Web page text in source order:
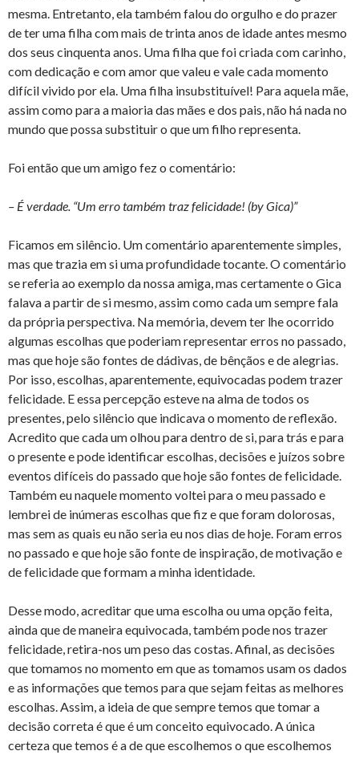
mesma. Entretanto, ela também falou do orgulho e do prazer
de ter uma filha com mais de trinta anos de idade antes mesmo
dos seus cinquenta anos. Uma filha que foi criada com carinho,
com dedicação e com amor que valeu e vale cada momento
difícil vivido por ela. Uma filha insubstituível! Para aquela mãe,
assim como para a maioria das mães e dos pais, não há nada no
mundo que possa substituir o que um filho representa.
Foi então que um amigo fez o comentário:
– É verdade. “Um erro também traz felicidade! (by Gica)”
Ficamos em silêncio. Um comentário aparentemente simples,
mas que trazia em si uma profundidade tocante. O comentário
se referia ao exemplo da nossa amiga, mas certamente o Gica
falava a partir de si mesmo, assim como cada um sempre fala
da própria perspectiva. Na memória, devem ter lhe ocorrido
algumas escolhas que poderiam representar erros no passado,
mas que hoje são fontes de dádivas, de bênçãos e de alegrias.
Por isso, escolhas, aparentemente, equivocadas podem trazer
felicidade. E essa percepção esteve na alma de todos os
presentes, pelo silêncio que indicava o momento de reflexão.
Acredito que cada um olhou para dentro de si, para trás e para
o presente e pode identificar escolhas, decisões e juízos sobre
eventos difíceis do passado que hoje são fontes de felicidade.
Também eu naquele momento voltei para o meu passado e
lembrei de inúmeras escolhas que fiz e que foram dolorosas,
mas sem as quais eu não seria eu nos dias de hoje. Foram erros
no passado e que hoje são fonte de inspiração, de motivação e
de felicidade que formam a minha identidade.
Desse modo, acreditar que uma escolha ou uma opção feita,
ainda que de maneira equivocada, também pode nos trazer
felicidade, retira-nos um peso das costas. Afinal, as decisões
que tomamos no momento em que as tomamos usam os dados
e as informações que temos para que sejam feitas as melhores
escolhas. Assim, a ideia de que sempre temos que tomar a
decisão correta é que é um conceito equivocado. A única
certeza que temos é a de que escolhemos o que escolhemos